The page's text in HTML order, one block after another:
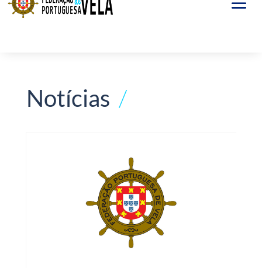
Notícias